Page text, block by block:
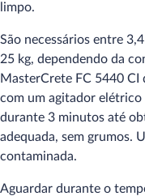
limpo.
São necessários entre
25 kg, dependendo da
MasterCrete FC 5440
com um agitador elétrico
durante 3 minutos até
adequada, sem grumos.
contaminada.
Aguardar durante o